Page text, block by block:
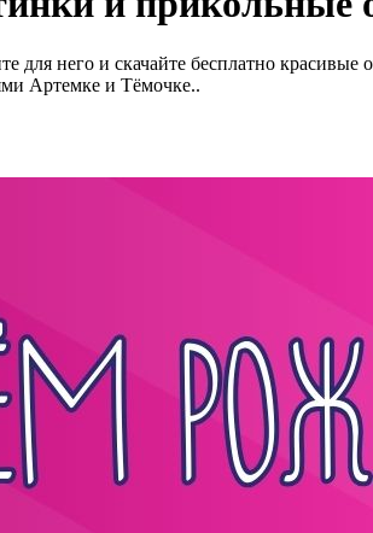
для него и скачайте бесплатно
Артемке и Тёмочке..